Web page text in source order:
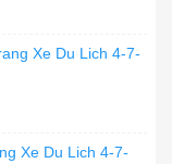
Xe Du Lich 4-7-
Xe Du Lich 4-7-